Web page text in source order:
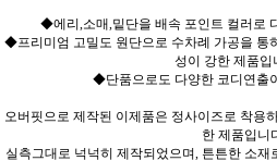
◆에리,소매,밑단을 배속 포인트 컬러로
◆프리미엄 고밀도 원단으로 수차례 가공을 통
성이 강한 제품
◆단품으로도 다양한 코디연출
오버핏으로 제작된 이제품은 정사이즈로 착용
한 제품입니
실측그대로 넉넉히 제작되었으며, 튼튼한 소